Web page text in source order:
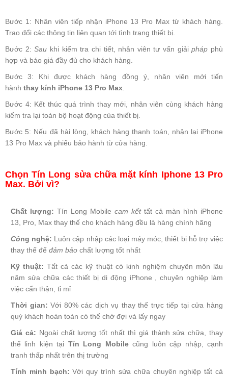
Bước 1: Nhân viên tiếp nhận iPhone 13 Pro Max từ khách hàng.
Trao đổi các thông tin liên quan tới tình trạng thiết bị.
Bước 2:Sau khi kiểm tra chi tiết, nhân viên tư vấn giảipháp phù
hợp và báo giá đầy đủ cho khách hàng.
Bước 3: Khi được khách hàng đồng ý, nhân viên mới tiến
hành thay kính iPhone 13 Pro Max
Bước 4: Kết thúc quá trình thay mới, nhân viên cùng khách hàng
kiểm tra lại toàn bộ hoạt động của thiết bị.
Bước 5: Nếu đã hài lòng, khách hàng thanh toán, nhận lại iPhone
13 Pro Max và phiếu bảo hành từ cửa hàng.
Chọn Tín Long sửa chữa mặt kính Iphone 13 Pro
Max. Bởi vì?
Chất lượng: Tín Long Mobile cam kết tất cả màn hình iPhone
13, Pro, Max thay thế cho khách hàng đều là hàng chính hãng
Công nghệ: Luôn cập nhập các loại máy móc, thiết bị hỗ trợ việc
thay thế để đảm bảo chất lượng tốt nhất
Kỹ thuật:Tất cả các kỹ thuật có kinh nghiệm chuyên môn lâu
năm sửa chữa các thiết bị di động iPhone , chuyên nghiệp làm
việc cẩn thận, tỉ mỉ
Thời gian:Với 80% các dịch vụ thay thế trực tiếp tại cửa hàng
quý khách hoàn toàn có thể chờ đợi và lấy ngay
Giá cả: Ngoài chất lượng tốt nhất thì giá thành sửa chữa, thay
thế linh kiện tại Tín Long Mobilecũng luôn cập nhập, cạnh
tranh thấp nhất trên thị trường
Tính minh bạch:Với quy trình sửa chữa chuyên nghiệp tất cả